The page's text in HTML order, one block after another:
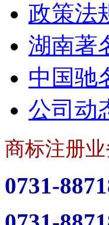
政策法
湖南著
中国驰
公司动
商标注册
0731-